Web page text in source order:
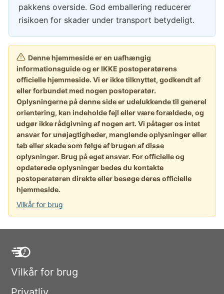
pakkens overside. God emballering reducerer
risikoen for skader under transport betydeligt.
Denne hjemmeside er en uafhængig
informationsguide og er IKKE postoperatørens
officielle hjemmeside. Vi er ikke tilknyttet, godkendt af
eller forbundet med nogen postoperatør.
Oplysningerne på denne side er udelukkende til generel
orientering, kan indeholde fejl eller være forældede, og
udgør ikke rådgivning af nogen art. Vi påtager os intet
ansvar for unøjagtigheder, manglende oplysninger eller
tab eller skade som følge af brugen af disse
oplysninger. Brug på eget ansvar. For officielle og
opdaterede oplysninger bedes du kontakte
postoperatøren direkte eller besøge deres officielle
hjemmeside.
Vilkår for brug
Vilkår for brug